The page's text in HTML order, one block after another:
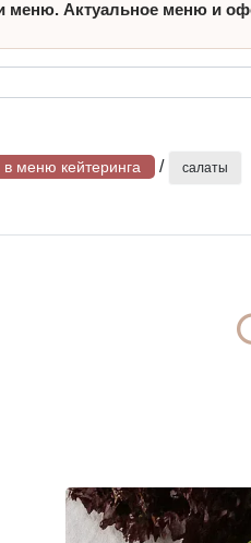
меню. Актуальное меню и
меню кейтеринга / салаты